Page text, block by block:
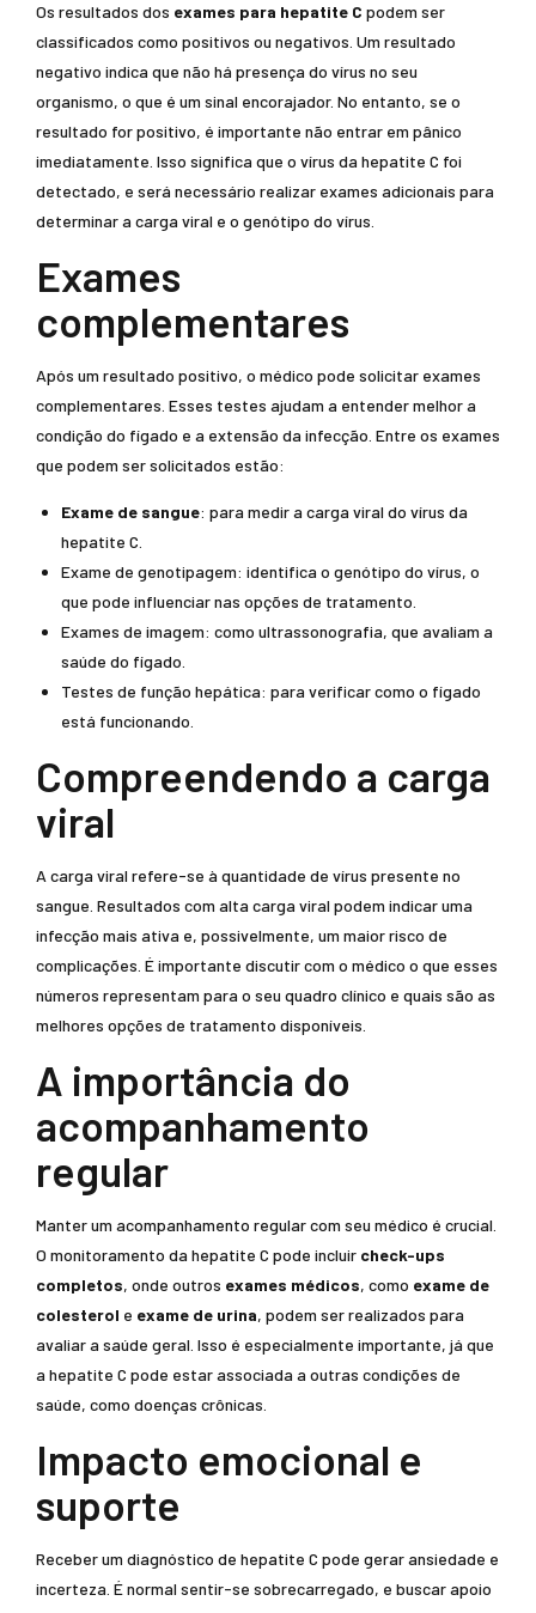
Os resultados dos exames para hepatite C podem ser
classificados como positivos ou negativos. Um resultado
negativo indica que não há presença do vírus no seu
organismo, o que é um sinal encorajador. No entanto, se o
resultado for positivo, é importante não entrar em pânico
imediatamente. Isso significa que o vírus da hepatite C foi
detectado, e será necessário realizar exames adicionais para
determinar a carga viral e o genótipo do vírus.
Exames
complementares
Após um resultado positivo, o médico pode solicitar exames
complementares. Esses testes ajudam a entender melhor a
condição do fígado e a extensão da infecção. Entre os exames
que podem ser solicitados estão:
Exame de sangue: para medir a carga viral do vírus da
hepatite C.
Exame de genotipagem: identifica o genótipo do vírus, o
que pode influenciar nas opções de tratamento.
Exames de imagem: como ultrassonografia, que avaliam a
saúde do fígado.
Testes de função hepática: para verificar como o fígado
está funcionando.
Compreendendo a carga
viral
A carga viral refere-se à quantidade de vírus presente no
sangue. Resultados com alta carga viral podem indicar uma
infecção mais ativa e, possivelmente, um maior risco de
complicações. É importante discutir com o médico o que esses
números representam para o seu quadro clínico e quais são as
melhores opções de tratamento disponíveis.
A importância do
acompanhamento
regular
Manter um acompanhamento regular com seu médico é crucial.
O monitoramento da hepatite C pode incluir check-ups
completos, onde outros exames médicos, como exame de
colesterol e exame de urina, podem ser realizados para
avaliar a saúde geral. Isso é especialmente importante, já que
a hepatite C pode estar associada a outras condições de
saúde, como doenças crônicas.
Impacto emocional e
suporte
Receber um diagnóstico de hepatite C pode gerar ansiedade e
incerteza. É normal sentir-se sobrecarregado, e buscar apoio